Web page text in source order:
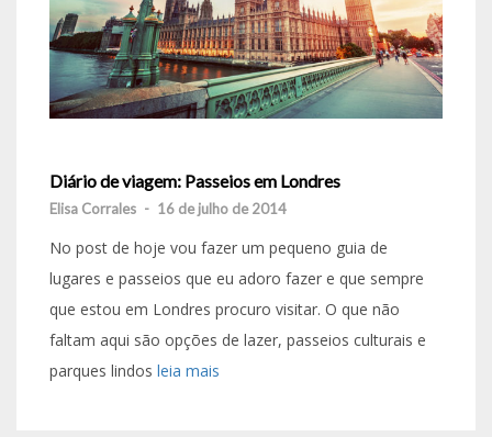
Diário de viagem: Passeios em Londres
Elisa Corrales - 16 de julho de 2014
No post de hoje vou fazer um pequeno guia de
lugares e passeios que eu adoro fazer e que sempre
que estou em Londres procuro visitar. O que não
faltam aqui são opções de lazer, passeios culturais e
parques lindos leia mais